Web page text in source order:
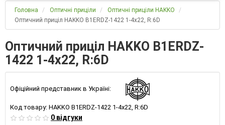
Головна Оптичні приціли
Оптичні приціли HAKKO
Оптичний приціл HAKKO B1ERDZ-1422 1-4x22, R:6D
Оптичний приціл HAKKO B1ERDZ-
1422 1-4x22, R:6D
Офіційний представник в Україні:
Код товару: HAKKO B1ERDZ-1422 1-4x22, R:6D
0 відгуки